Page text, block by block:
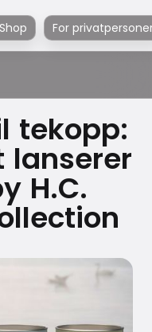
For
tekopp:
lanserer
H.C.